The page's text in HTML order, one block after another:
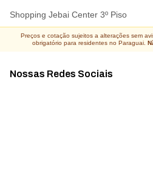
Shopping Jebai Center 3º Piso
Nossas Redes Sociais
Preços e cotação sujeitos a alterações sem
obrigatório para residentes no Paraguai.